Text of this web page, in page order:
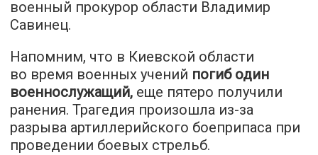
военный прокурор области Владимир
Савинец.
Напомним, что в Киевской области
во время военных учений погиб один
военнослужащий, еще пятеро получили
ранения. Трагедия произошла из-за
разрыва артиллерийского боеприпаса при
проведении боевых стрельб.